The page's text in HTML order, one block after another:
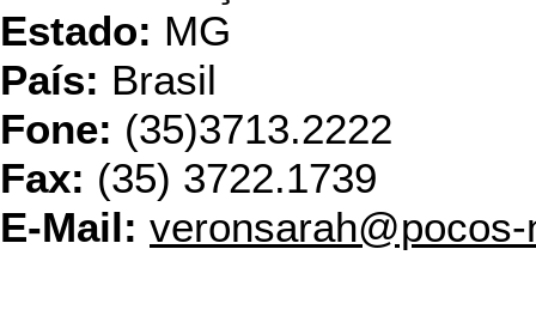
Estado: MG
País: Brasil
Fone: (35)3713.2222
Fax: (35) 3722.1739
E-Mail: